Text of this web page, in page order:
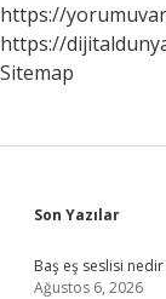
https://
https://
Sitemap
Son Yazılar
Baş eş seslisi nedir
Ağustos 6, 2026